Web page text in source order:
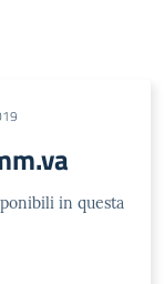
in questa